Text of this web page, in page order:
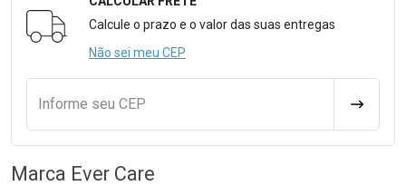
Formulário para Calcular o Frete
Calcule o prazo e o valor das suas entregas
Não sei meu CEP
Informe seu CEP
Marca Ever Care